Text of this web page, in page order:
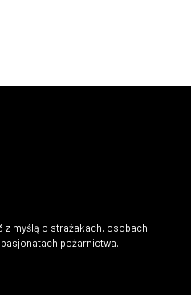
z myślą o strażakach, osobach
pożarnictwa.